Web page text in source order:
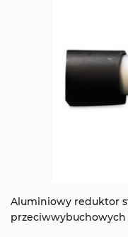
Aluminiowy reduktor
przeciwwybuchowych